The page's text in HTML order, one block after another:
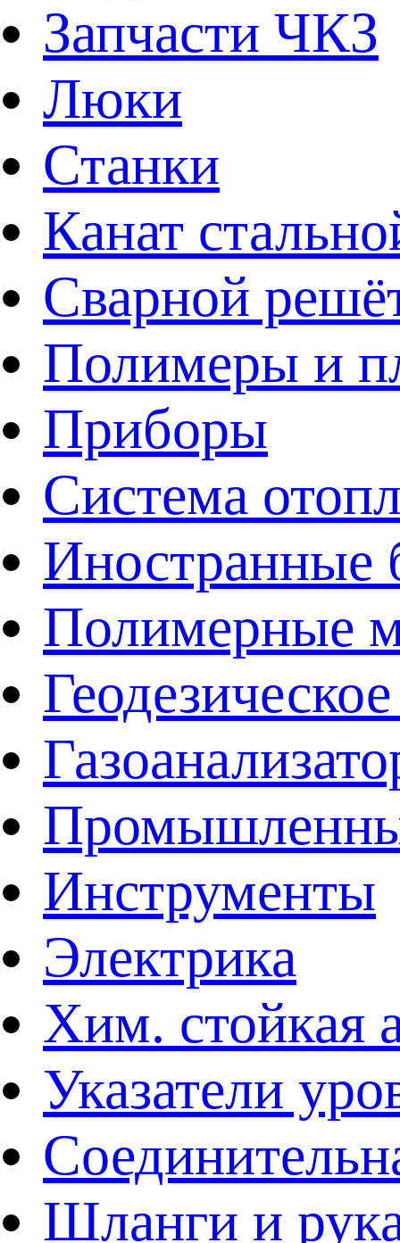
Запчасти ЧКЗ
Люки
Станки
Канат
Сварной
Полимеры и
Приборы
Система
Иностранные
Полимерные
Инструменты
Электрика
Хим. стойкая
Указатели
Шланги и